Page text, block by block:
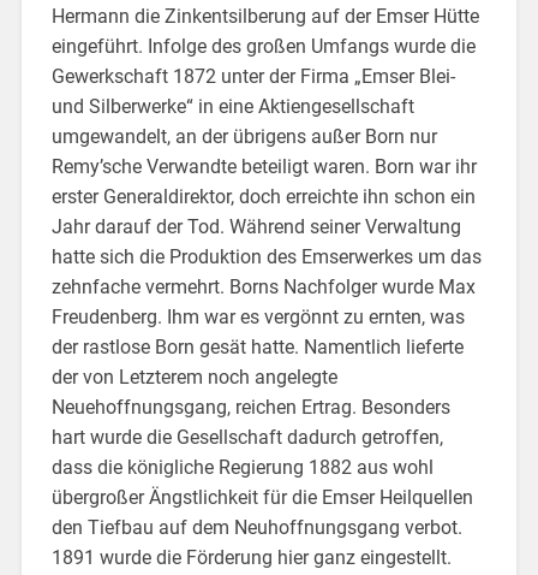
Hermann die Zinkentsilberung auf der Emser Hütte
eingeführt. Infolge des großen Umfangs wurde die
Gewerkschaft 1872 unter der Firma „Emser Blei-
und Silberwerke“ in eine Aktiengesellschaft
umgewandelt, an der übrigens außer Born nur
Remy’sche Verwandte beteiligt waren. Born war ihr
erster Generaldirektor, doch erreichte ihn schon ein
Jahr darauf der Tod. Während seiner Verwaltung
hatte sich die Produktion des Emserwerkes um das
zehnfache vermehrt. Borns Nachfolger wurde Max
Freudenberg. Ihm war es vergönnt zu ernten, was
der rastlose Born gesät hatte. Namentlich lieferte
der von Letzterem noch angelegte
Neuehoffnungsgang, reichen Ertrag. Besonders
hart wurde die Gesellschaft dadurch getroffen,
dass die königliche Regierung 1882 aus wohl
übergroßer Ängstlichkeit für die Emser Heilquellen
den Tiefbau auf dem Neuhoffnungsgang verbot.
1891 wurde die Förderung hier ganz eingestellt.